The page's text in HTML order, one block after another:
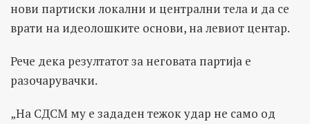
нови партиски локални и централни тела и да се
врати на идеолошките основи, на левиот центар.
Рече дека резултатот за неговата партија е
разочарувачки.
„На СДСМ му е зададен тежок удар не само од